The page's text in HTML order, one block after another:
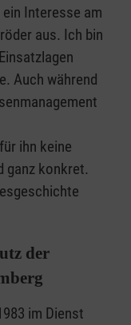
Interesse am
aus. Ich bin
Auch während
ihn keine
ganz konkret.
der
im Dienst